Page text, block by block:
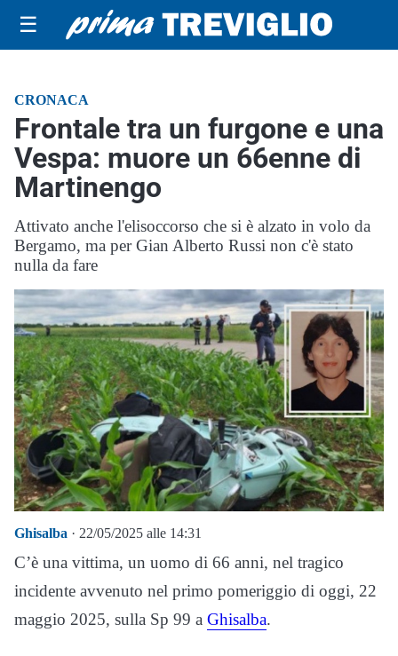
☰
CRONACA
Frontale tra un furgone e una
Vespa: muore un 66enne di
Martinengo
Attivato anche l'elisoccorso che si è alzato in volo da
Bergamo, ma per Gian Alberto Russi non c'è stato
nulla da fare
Ghisalba · 22/05/2025 alle 14:31
C’è una vittima, un uomo di 66 anni, nel tragico
incidente avvenuto nel primo pomeriggio di oggi, 22
maggio 2025, sulla Sp 99 a Ghisalba.